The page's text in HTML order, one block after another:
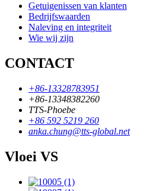
Getuigenissen van klanten
Bedrijfswaarden
Naleving en integriteit
Wie wij zijn
CONTACT
+86-13328783951
+86-13348382260
TTS-Phoebe
+86 592 5219 260
anka.chung@tts-global.net
Vloei VS